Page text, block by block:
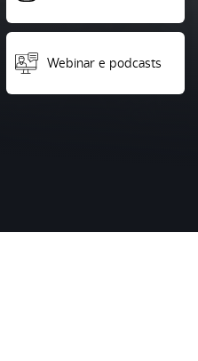
Webinar e podcasts